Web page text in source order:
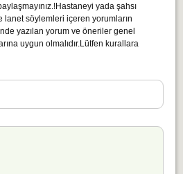
yada şahsı
lanet söylemleri içeren yorumların
yazılan yorum ve öneriler genel
uygun olmalıdır.Lütfen kurallara